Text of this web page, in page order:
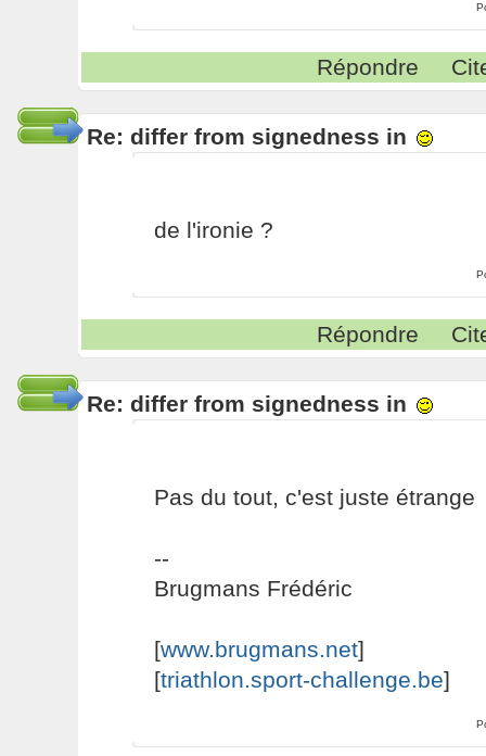
Répondre
Re: differ from signedness in
de l'ironie ?
Répondre
Re: differ from signedness in
Pas du tout, c'est juste étrange
--
Brugmans Frédéric
[www.brugmans.net]
[triathlon.sport-challenge.be]